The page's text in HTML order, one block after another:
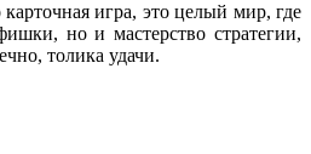
игра, это целый мир, где
но и мастерство стратегии,
толика удачи.